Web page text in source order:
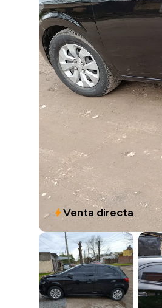
boltVenta directa